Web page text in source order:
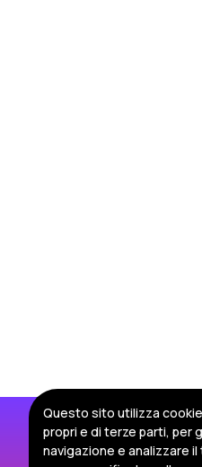
Questo sito utilizza
propri e di terze parti, per
navigazione e analizzare